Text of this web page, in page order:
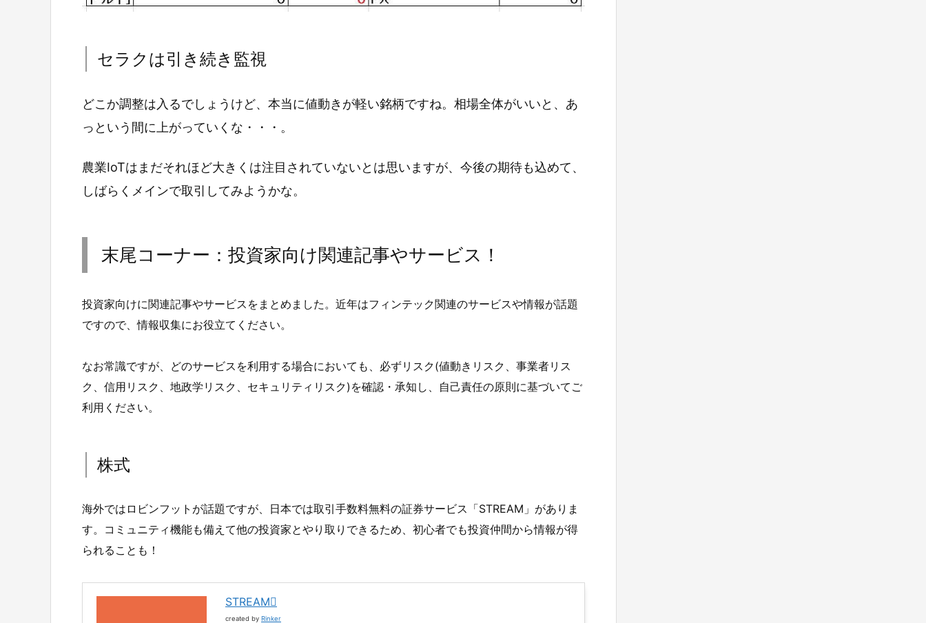
セラクは引き続き監視
どこか調整は入るでしょうけど、本当に値動きが軽い銘柄ですね。相場全体がいいと、あ
っという間に上がっていくな・・・。
農業IoTはまだそれほど大きくは注目されていないとは思いますが、今後の期待も込めて、
しばらくメインで取引してみようかな。
末尾コーナー：投資家向け関連記事やサービス！
投資家向けに関連記事やサービスをまとめました。近年はフィンテック関連のサービスや情報が話題
ですので、情報収集にお役立てください。
なお常識ですが、どのサービスを利用する場合においても、必ずリスク(値動きリスク、事業者リス
ク、信用リスク、地政学リスク、セキュリティリスク)を確認・承知し、自己責任の原則に基づいてご
利用ください。
株式
海外ではロビンフットが話題ですが、日本では取引手数料無料の証券サービス「STREAM」がありま
す。コミュニティ機能も備えて他の投資家とやり取りできるため、初心者でも投資仲間から情報が得
られることも！
STREAM
created by Rinker